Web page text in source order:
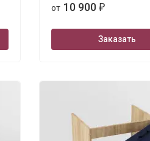
от 10 900 ₽
Заказать